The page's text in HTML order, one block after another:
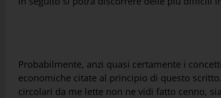
Probabilmente, anzi quasi certamente i
economiche citate al principio di questo
circolari da me lette non ne vidi fatto cenno,